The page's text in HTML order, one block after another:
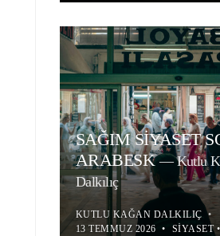
SAĞIM SİYASET
ARABESK—Kutlu
Dalkılıç
KUTLU KAĞAN DALKILIÇ •
13 TEMMUZ 2026 • SIYASET•